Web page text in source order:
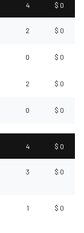
4 $ 0
2 $ 0
0 $ 0
2 $ 0
0 $ 0
4 $ 0
3 $ 0
1 $ 0